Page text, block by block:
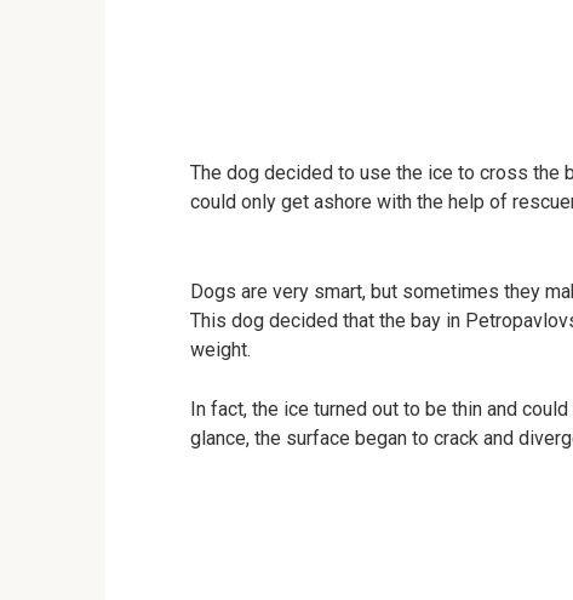
The dog decided to use the ice to cross the
could only get ashore with the help of
Dogs are very smart, but sometimes they
This dog decided that the bay in
weight.
In fact, the ice turned out to be thin and
glance, the surface began to crack and